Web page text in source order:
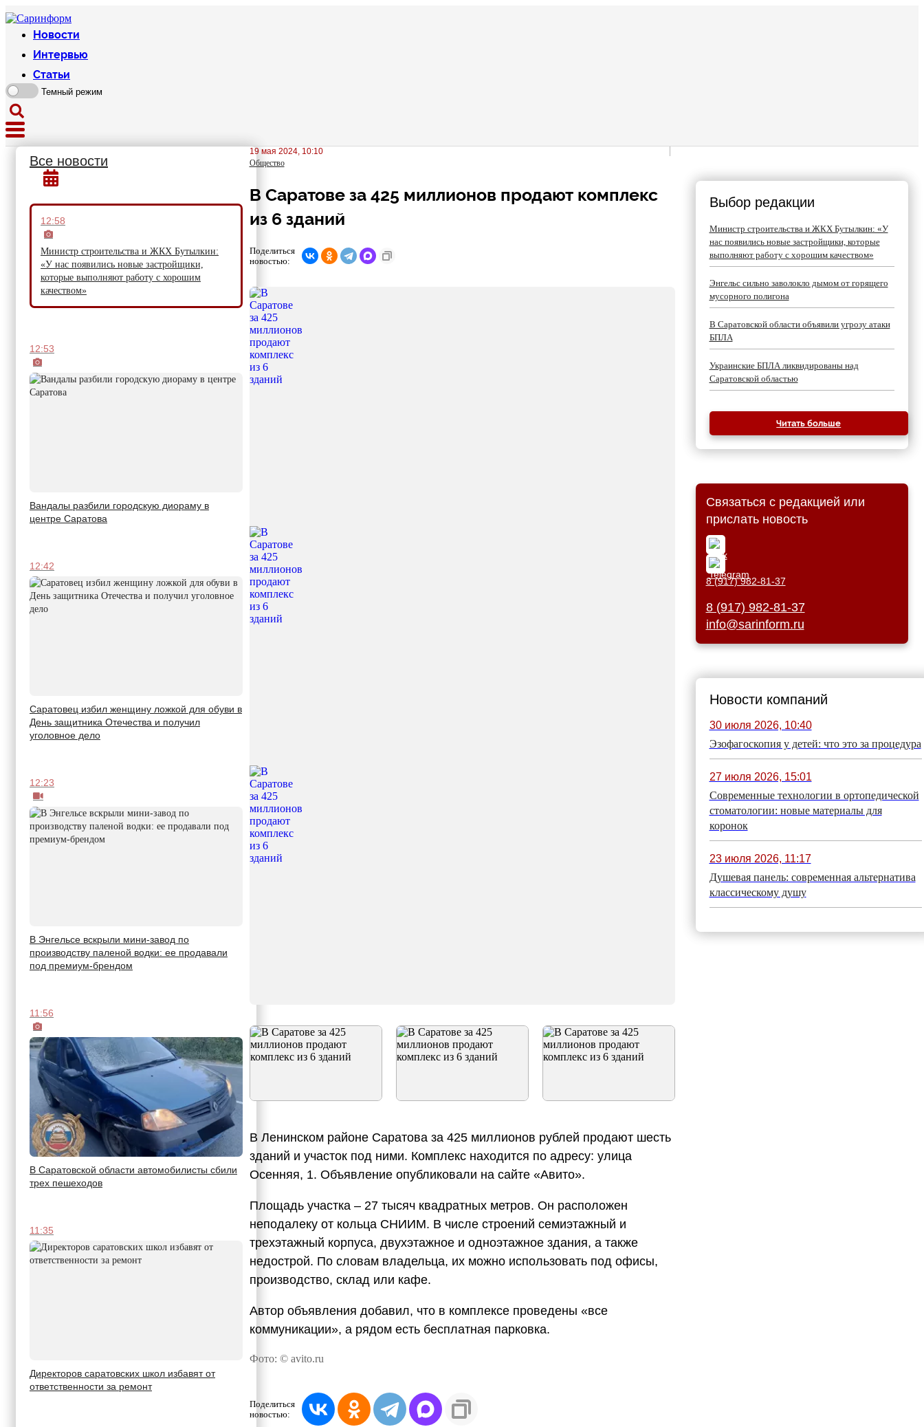
Новости
Интервью
Статьи
Темный режим
Все новости
12:58
Министр строительства и ЖКХ Бутылкин:
«У нас появились новые застройщики,
которые выполняют работу с хорошим
качеством»
12:53
Вандалы разбили городскую диораму в
центре Саратова
12:42
Саратовец избил женщину ложкой для обуви в
День защитника Отечества и получил
уголовное дело
12:23
В Энгельсе вскрыли мини-завод по
производству паленой водки: ее продавали
под премиум-брендом
11:56
В Саратовской области автомобилисты сбили
трех пешеходов
11:35
Директоров саратовских школ избавят от
ответственности за ремонт
19 мая 2024, 10:10
Общество
В Саратове за 425 миллионов продают комплекс
из 6 зданий
Поделиться
новостью:
В Ленинском районе Саратова за 425 миллионов рублей продают шесть
зданий и участок под ними. Комплекс находится по адресу: улица
Осенняя, 1. Объявление опубликовали на сайте «Авито».
Площадь участка – 27 тысяч квадратных метров. Он расположен
неподалеку от кольца СНИИМ. В числе строений семиэтажный и
трехэтажный корпуса, двухэтажное и одноэтажное здания, а также
недострой. По словам владельца, их можно использовать под офисы,
производство, склад или кафе.
Автор объявления добавил, что в комплексе проведены «все
коммуникации», а рядом есть бесплатная парковка.
Фото: © avito.ru
Поделиться
новостью:
Выбор редакции
Министр строительства и ЖКХ Бутылкин: «У
нас появились новые застройщики, которые
выполняют работу с хорошим качеством»
Энгельс сильно заволокло дымом от горящего
мусорного полигона
В Саратовской области объявили угрозу атаки
БПЛА
Украинские БПЛА ликвидированы над
Саратовской областью
Читать больше
Связаться с редакцией или
прислать новость
8 (917) 982-81-37
8 (917) 982-81-37
info@sarinform.ru
Новости компаний
30 июля 2026, 10:40
Эзофагоскопия у детей: что это за процедура
27 июля 2026, 15:01
Современные технологии в ортопедической
стоматологии: новые материалы для
коронок
23 июля 2026, 11:17
Душевая панель: современная альтернатива
классическому душу